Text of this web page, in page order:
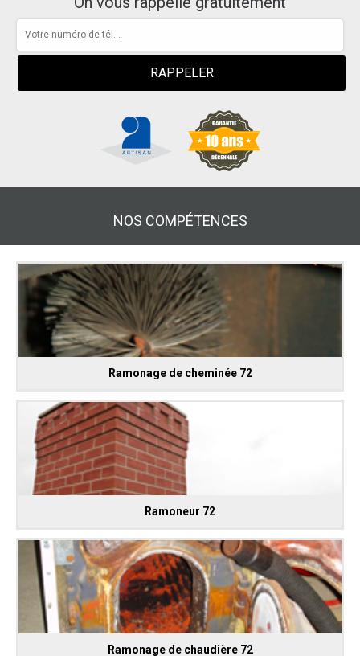
NOS COMPÉTENCES
Ramonage de cheminée 72
Ramoneur 72
Ramonage de chaudière 72